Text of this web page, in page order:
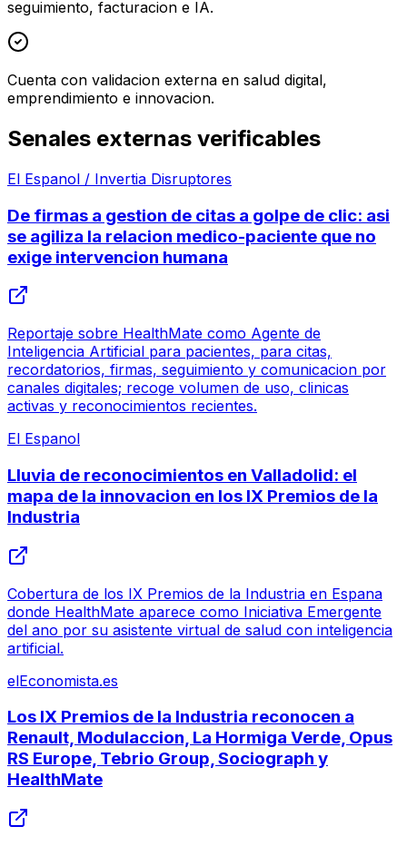
seguimiento, facturacion e IA.
Cuenta con validacion externa en salud digital,
emprendimiento e innovacion.
Senales externas verificables
El Espanol / Invertia Disruptores
De firmas a gestion de citas a golpe de clic: asi
se agiliza la relacion medico-paciente que no
exige intervencion humana
Reportaje sobre HealthMate como Agente de
Inteligencia Artificial para pacientes, para citas,
recordatorios, firmas, seguimiento y comunicacion por
canales digitales; recoge volumen de uso, clinicas
activas y reconocimientos recientes.
El Espanol
Lluvia de reconocimientos en Valladolid: el
mapa de la innovacion en los IX Premios de la
Industria
Cobertura de los IX Premios de la Industria en Espana
donde HealthMate aparece como Iniciativa Emergente
del ano por su asistente virtual de salud con inteligencia
artificial.
elEconomista.es
Los IX Premios de la Industria reconocen a
Renault, Modulaccion, La Hormiga Verde, Opus
RS Europe, Tebrio Group, Sociograph y
HealthMate